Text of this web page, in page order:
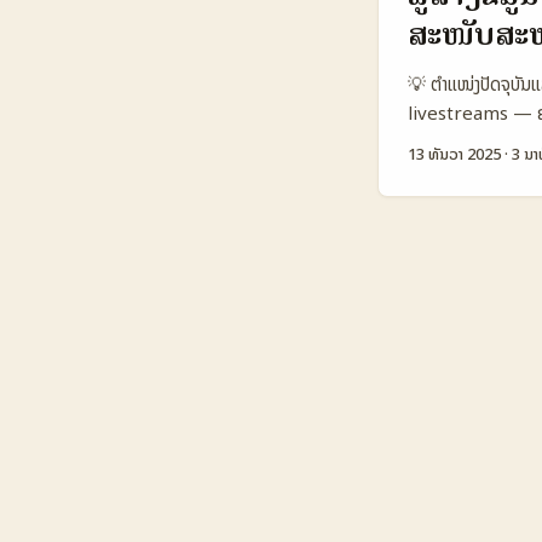
BEUC ໃນລາຍງາ
📈 🧩 Metric
👥 Monthly
💸 Avg pay per
Medium
ສະແດງຄ່າປະກອບທົ
ສະໜັບສ
💡 ຕຳແໜ່ງປັດຈຸບັນ
livestreams — ຄ
ວຽກແນວໃດໃນ
ເຮົາຈະເຫັນ
ໂອກາດນີ້ເປັນເວ
ລະບຽບ. ນີ້ແມ່ນກ
13 ທັນວາ 2025·3 ນ